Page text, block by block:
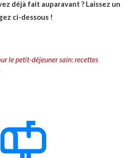
déjà fait auparavant ? Laissez un
ci-dessous !
le petit-déjeuner sain: recettes